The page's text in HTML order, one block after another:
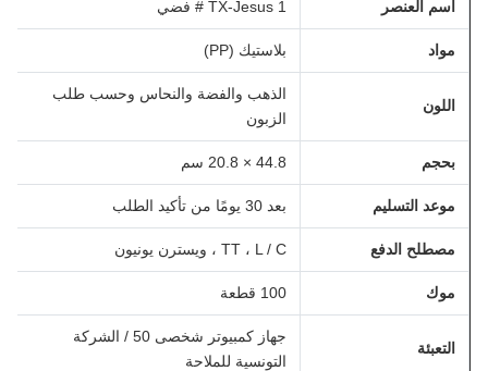
اسم العنصر TX-Jesus 1 # فضي
مواد بلاستيك (PP)
اللون
الذهب والفضة والنحاس وحسب طلب
الزبون
بحجم 44.8 × 20.8 سم
موعد التسليم بعد 30 يومًا من تأكيد الطلب
مصطلح الدفع TT ، L / C ، ويسترن يونيون
موك 100 قطعة
التعبئة
جهاز كمبيوتر شخصى 50 / الشركة
التونسية للملاحة